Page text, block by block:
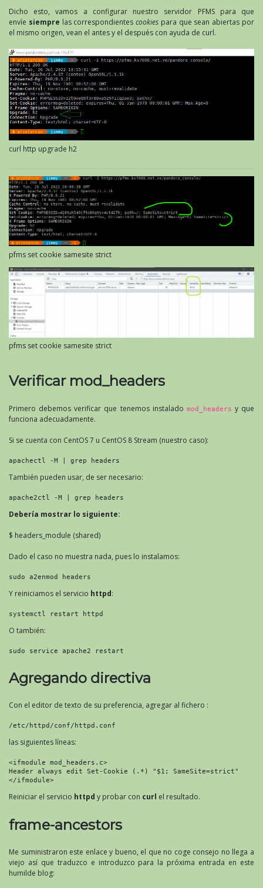
Dicho esto, vamos a configurar nuestro servidor PFMS para que
envíe siempre las correspondientescookies para que sean abiertas por
el mismo origen, vean el antes y el después con ayuda de curl.
curl http upgrade h2
pfms set cookie samesite strict
pfms set cookie samesite strict
Verificar mod_headers
Primero debemos verificar que tenemos instalado mod_headers y que
funciona adecuadamente.
Si se cuenta con CentOS 7 u CentOS 8 Stream (nuestro caso):
apachectl -M | grep headers
También pueden usar, de ser necesario:
apache2ctl -M | grep headers
Debería mostrar lo siguiente:
$ headers_module (shared)
Dado el caso no muestra nada, pues lo instalamos:
sudo a2enmod headers
Y reiniciamos el servicio httpd:
systemctl restart httpd
O también:
sudo service apache2 restart
Agregando directiva
Con el editor de texto de su preferencia, agregar al fichero :
/etc/httpd/conf/httpd.conf
las siguientes líneas:
<ifmodule mod_headers.c>
Header always edit Set-Cookie (.*) "$1; SameSite=strict"
</ifmodule>
Reiniciar el servicio httpd y probar con curl el resultado.
frame-ancestors
Me suministraron este enlace y bueno, el que no coge consejo no llega a
viejo así que traduzco e introduzco para la próxima entrada en este
humilde blog: